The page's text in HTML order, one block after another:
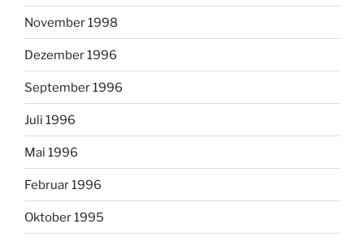
November 1998
Dezember 1996
September 1996
Juli 1996
Mai 1996
Februar 1996
Oktober 1995